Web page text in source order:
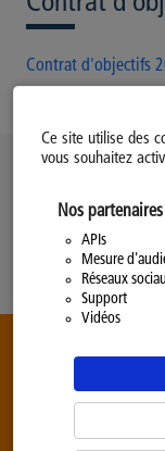
Ce site utilise des
vous souhaitez
Nos partenaires
APIs
Mesure
Réseaux
Support
Vidéos
Contrat d'objectifs
Modifiez votre
Politique